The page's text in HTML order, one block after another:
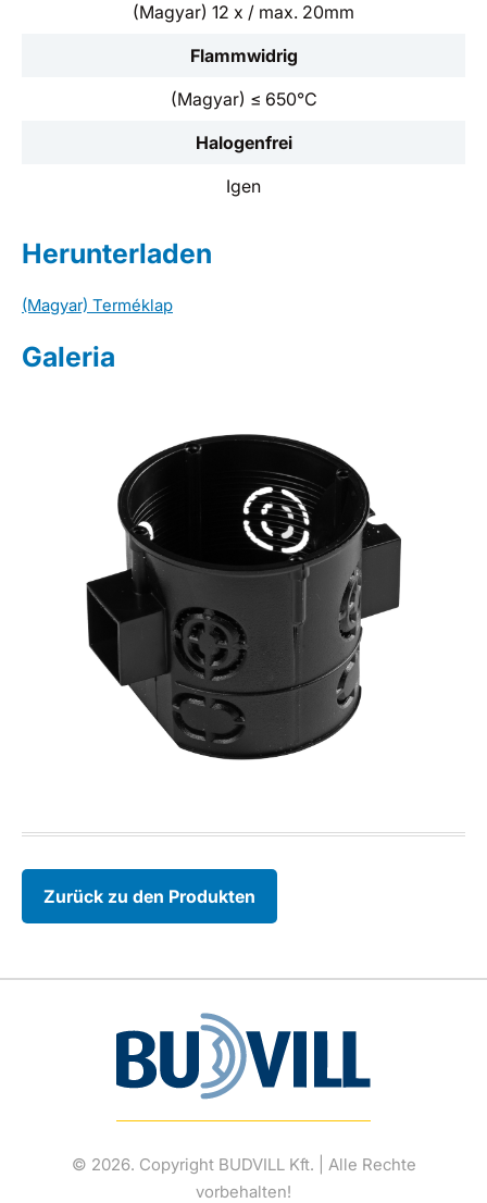
(Magyar) 12 x / max. 20mm
Flammwidrig
(Magyar) ≤ 650°C
Halogenfrei
Igen
Herunterladen
(Magyar) Terméklap
Galeria
Zurück zu den Produkten
© 2026. Copyright BUDVILL Kft. | Alle Rechte
vorbehalten!